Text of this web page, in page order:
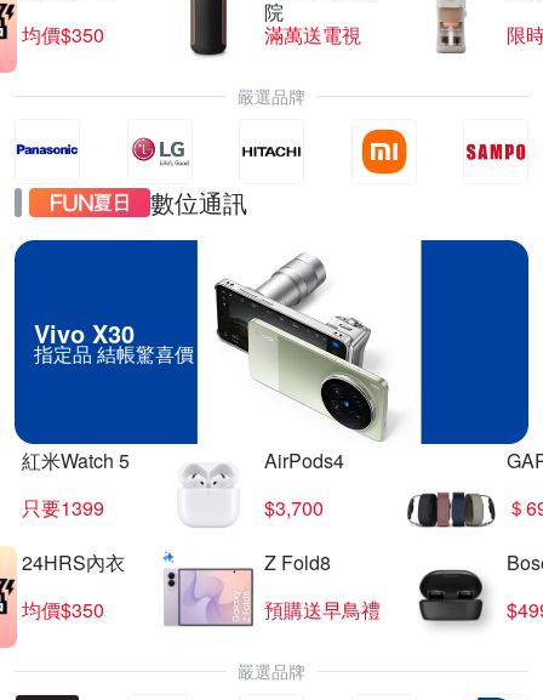
均價$350
院
滿萬送電視
限
嚴選品牌
數位通訊
Vivo X30
指定品 結帳驚喜價
紅米Watch 5
只要1399
AirPods4
$3,700
＄
24HRS內衣
均價$350
Z Fold8
預購送早鳥禮
嚴選品牌